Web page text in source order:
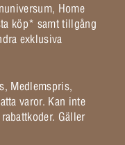
Home
köp* samt tillgång
exklusiva
Medlemspris,
varor. Kan inte
Gäller